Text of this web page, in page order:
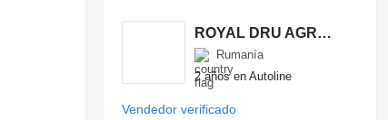
ROYAL DRU AGRO S.R.L.
Rumanía
2 años en Autoline
Vendedor verificado